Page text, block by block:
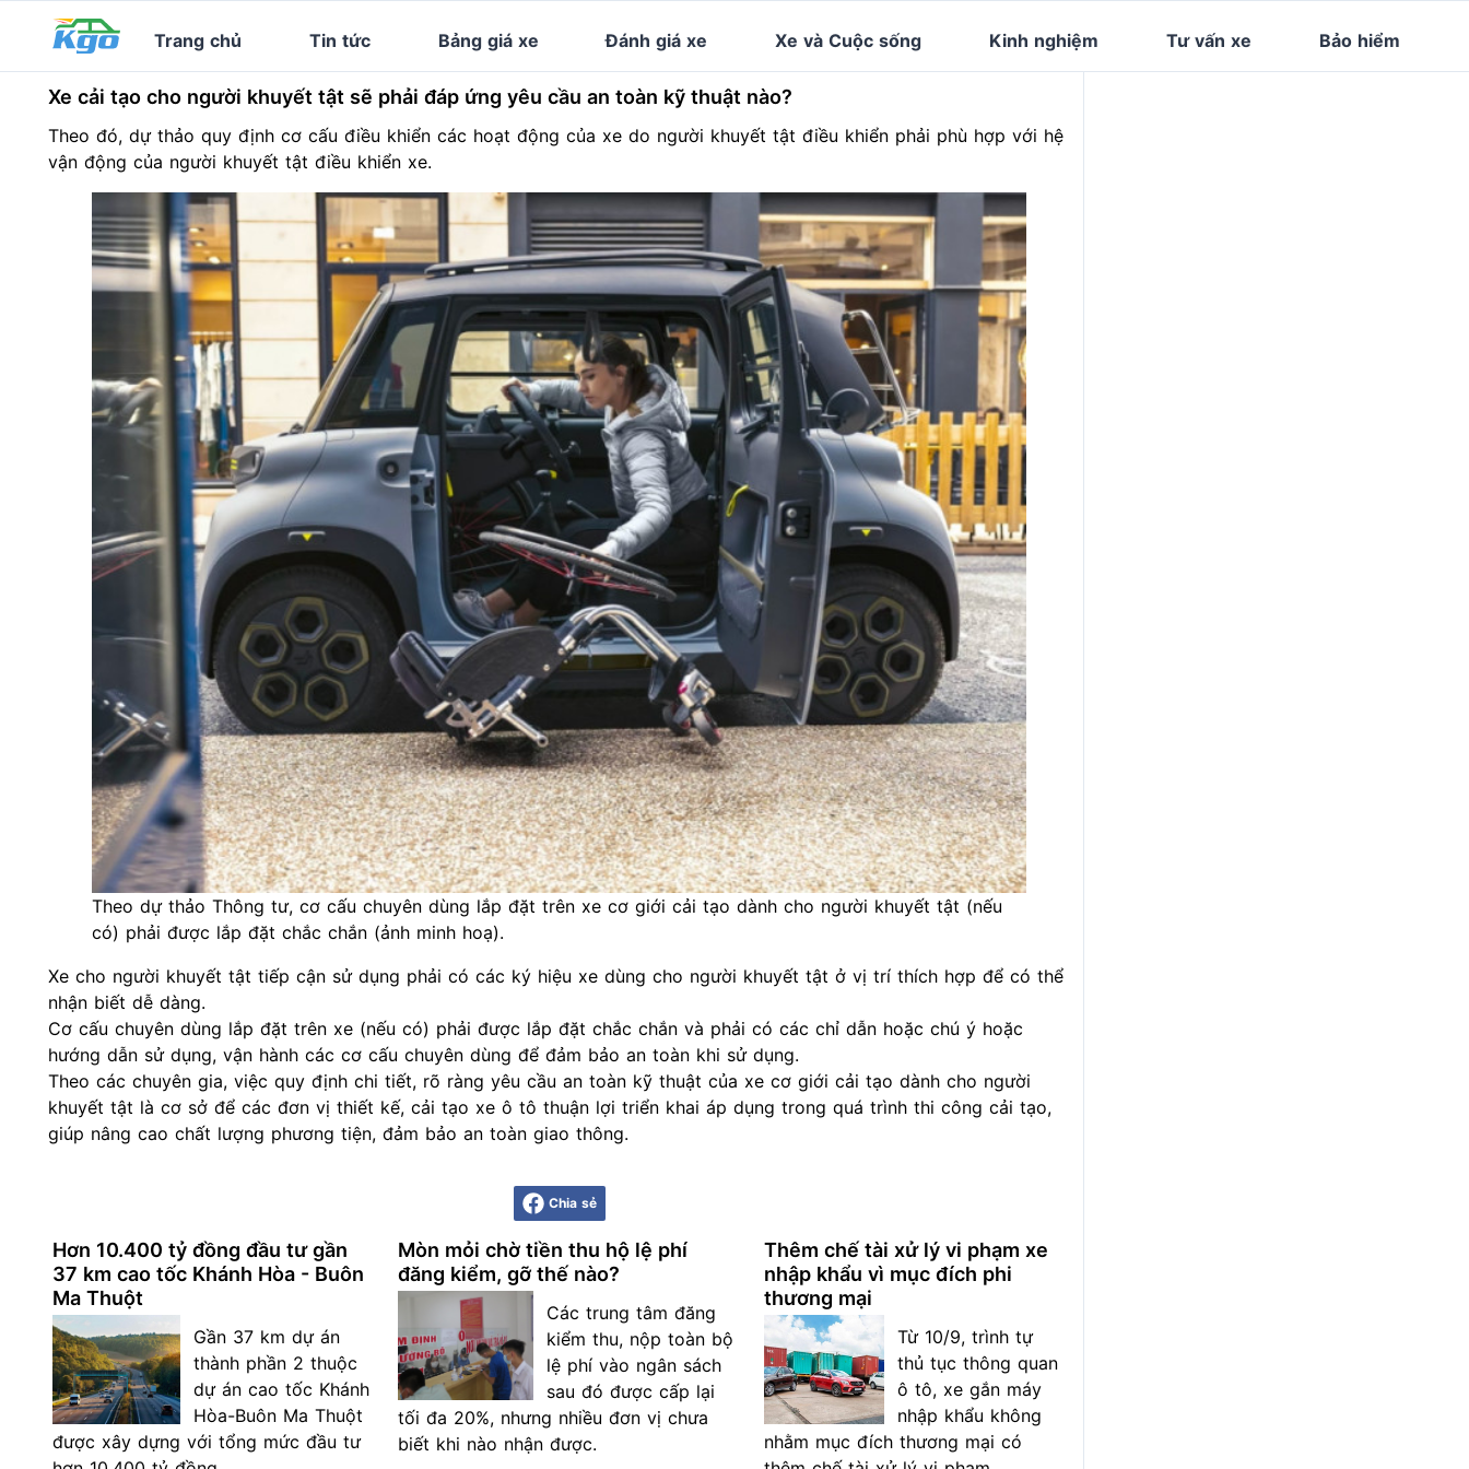
Trang chủ Tin tức Bảng giá xe Đánh giá xe Xe và Cuộc sống Kinh nghiệm Tư vấn xe Bảo hiểm
Xe cải tạo cho người khuyết tật sẽ phải đáp ứng yêu cầu an toàn kỹ thuật nào?
Theo đó, dự thảo quy định cơ cấu điều khiển các hoạt động của xe do người khuyết tật điều khiển phải phù hợp với hệ
vận động của người khuyết tật điều khiển xe.
Theo dự thảo Thông tư, cơ cấu chuyên dùng lắp đặt trên xe cơ giới cải tạo dành cho người khuyết tật (nếu
có) phải được lắp đặt chắc chắn (ảnh minh hoạ).
Xe cho người khuyết tật tiếp cận sử dụng phải có các ký hiệu xe dùng cho người khuyết tật ở vị trí thích hợp để có thể
nhận biết dễ dàng.
Cơ cấu chuyên dùng lắp đặt trên xe (nếu có) phải được lắp đặt chắc chắn và phải có các chỉ dẫn hoặc chú ý hoặc
hướng dẫn sử dụng, vận hành các cơ cấu chuyên dùng để đảm bảo an toàn khi sử dụng.
Theo các chuyên gia, việc quy định chi tiết, rõ ràng yêu cầu an toàn kỹ thuật của xe cơ giới cải tạo dành cho người
khuyết tật là cơ sở để các đơn vị thiết kế, cải tạo xe ô tô thuận lợi triển khai áp dụng trong quá trình thi công cải tạo,
giúp nâng cao chất lượng phương tiện, đảm bảo an toàn giao thông.
Chia sẻ
Hơn 10.400 tỷ đồng đầu tư gần
37 km cao tốc Khánh Hòa - Buôn
Ma Thuột
Gần 37 km dự án
thành phần 2 thuộc
dự án cao tốc Khánh
Hòa-Buôn Ma Thuột
được xây dựng với tổng mức đầu tư
Mòn mỏi chờ tiền thu hộ lệ phí
đăng kiểm, gỡ thế nào?
Các trung tâm đăng
kiểm thu, nộp toàn bộ
lệ phí vào ngân sách
sau đó được cấp lại
tối đa 20%, nhưng nhiều đơn vị chưa
biết khi nào nhận được.
Thêm chế tài xử lý vi phạm xe
nhập khẩu vì mục đích phi
thương mại
Từ 10/9, trình tự
thủ tục thông quan
ô tô, xe gắn máy
nhập khẩu không
nhằm mục đích thương mại có